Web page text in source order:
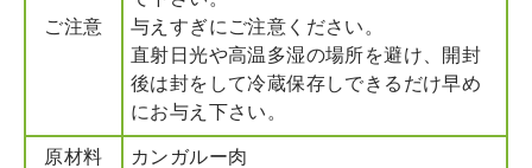
ご注意
与えすぎにご注意ください。
直射日光や高温多湿の場所を避け、開封
後は封をして冷蔵保存しできるだけ早め
にお与え下さい。
原材料 カンガルー肉